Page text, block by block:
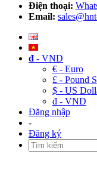
Điện thoại:
Email:
đ - VND
€ - Euro
£ - Pound
$ - US
đ - VND
Đăng nhập
-
Đăng ký